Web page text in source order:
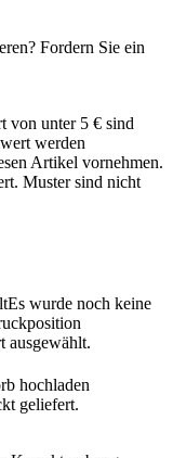
Fordern Sie ein
von unter 5 € sind
werden
Artikel vornehmen.
Muster sind nicht
Es wurde noch keine
ausgewählt.
hochladen
geliefert.